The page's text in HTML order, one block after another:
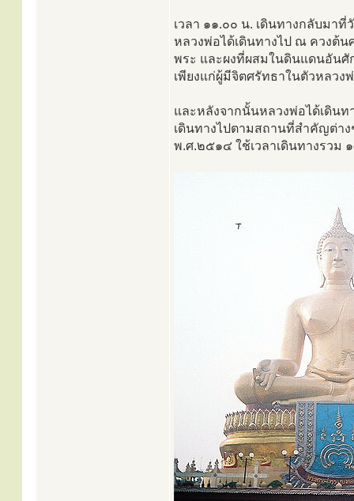
เวลา ๑๑.๐๐ น. เดินทางกลับมา
หลวงพ่อได้เดินทางไป ณ ควงต้
พระ และผงที่ผสมในดินแดนอันศั
เพียงแก่ผู้มีจิตศรัทธาในตัวหลว
และหลังจากนั้นหลวงพ่อได้เดิน
เดินทางไปตามสถานที่สำคัญต่า
พ.ศ.๒๕๑๔ ใช้เวลาเดินทางรวม